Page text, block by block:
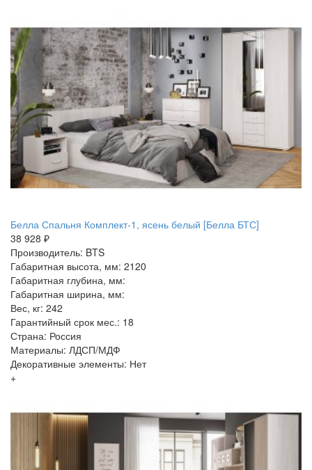
Белла Спальня Комплект-1, ясень белый [Белла БТС]
38 928 ₽
Производитель: BTS
Габаритная высота, мм: 2120
Габаритная глубина, мм:
Габаритная ширина, мм:
Вес, кг: 242
Гарантийный срок мес.: 18
Страна: Россия
Материалы: ЛДСП/МДФ
Декоративные элементы: Нет
+